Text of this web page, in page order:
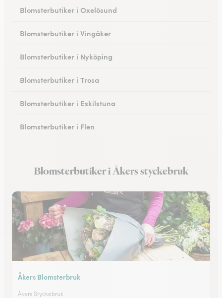
Blomsterbutiker i Oxelösund
Blomsterbutiker i Vingåker
Blomsterbutiker i Nyköping
Blomsterbutiker i Trosa
Blomsterbutiker i Eskilstuna
Blomsterbutiker i Flen
Blomsterbutiker i Greda
Blomsterbutiker i Åkers styckebruk
Åkers Blomsterbruk
Åkers Styckebruk